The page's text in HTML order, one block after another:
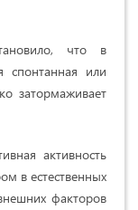
что в
спонтанная или
затормаживает
активность
в естественных
факторов